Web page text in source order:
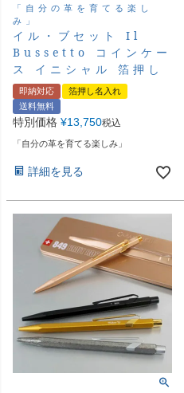
「自分の革を育てる楽し
み」
イル・ブセット Il
Bussetto コインケー
ス イニシャル 箔押し
即納対応
箔押し名入れ
送料無料
特別価格 ¥13,750税込
「自分の革を育てる楽しみ」
詳細を見る